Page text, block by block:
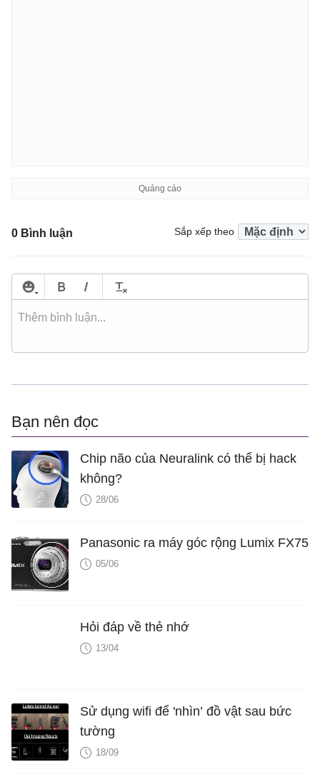
0 Bình luận Sắp xếp theo
Bạn nên đọc
Chip não của Neuralink có thể bị hack
không?
28/06
Panasonic ra máy góc rộng Lumix FX75
05/06
Hỏi đáp về thẻ nhớ
13/04
Sử dụng wifi để 'nhìn’ đồ vật sau bức
tường
18/09